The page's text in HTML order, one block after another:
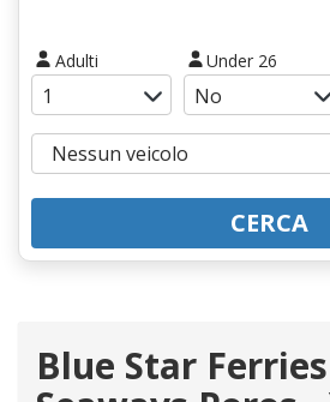
Adulti Under 26
CERCA
Blue Star